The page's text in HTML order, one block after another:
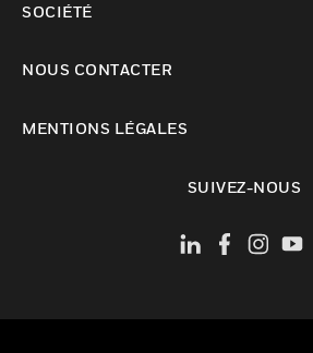
SOCIÉTÉ
NOUS CONTACTER
MENTIONS LÉGALES
SUIVEZ-NOUS